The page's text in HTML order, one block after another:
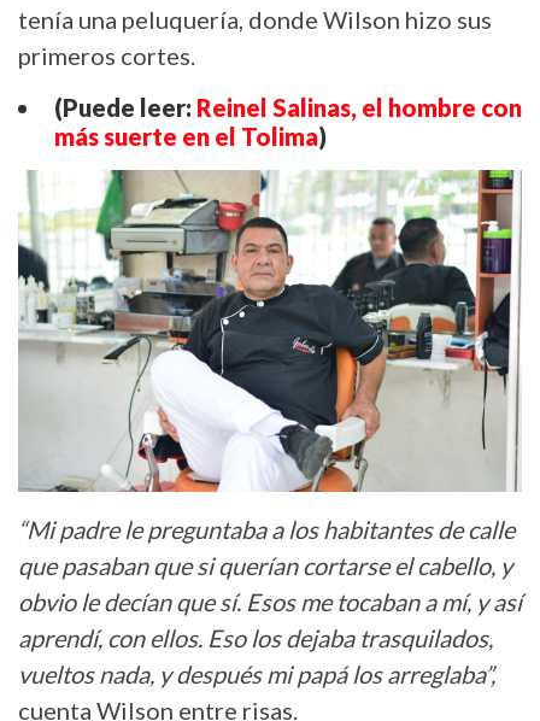
tenía una peluquería, donde Wilson hizo sus
primeros cortes.
(Puede leer: Reinel Salinas, el hombre con
más suerte en el Tolima)
“Mi padre le preguntaba a los habitantes de calle
que pasaban que si querían cortarse el cabello, y
obvio le decían que sí. Esos me tocaban a mí, y así
aprendí, con ellos. Eso los dejaba trasquilados,
vueltos nada, y después mi papá los arreglaba”,
cuenta Wilson entre risas.